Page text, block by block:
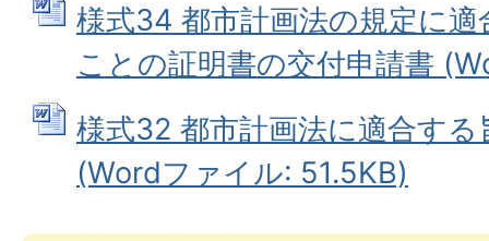
様式34 都市計画法の規定に
ことの証明書の交付申請書
様式32 都市計画法に適合する
(Wordファイル: 51.5KB)